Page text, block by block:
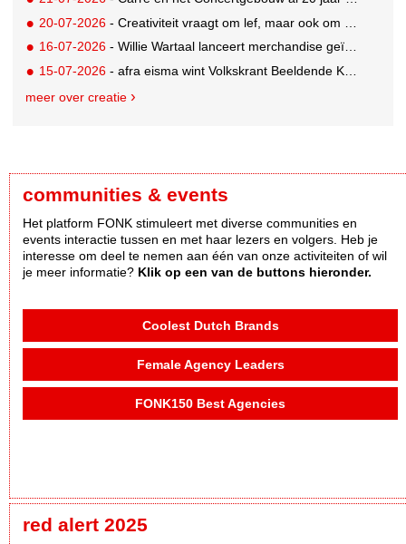
20-07-2026 - Creativiteit vraagt om lef, maar ook om een plan voor als het misgaat
16-07-2026 - Willie Wartaal lanceert merchandise geïnspireerd op spraakmakende The Voice-outfits
15-07-2026 - afra eisma wint Volkskrant Beeldende Kunst Publieksprijs
meer over creatie
communities & events
Het platform FONK stimuleert met diverse communities en
events interactie tussen en met haar lezers en volgers. Heb je
interesse om deel te nemen aan één van onze activiteiten of wil
je meer informatie? Klik op een van de buttons hieronder.
Coolest Dutch Brands
Female Agency Leaders
FONK150 Best Agencies
red alert 2025